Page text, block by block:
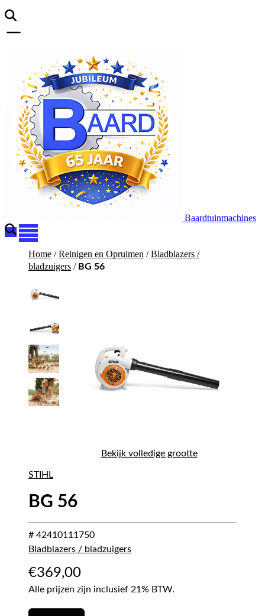
Baardtuinmachines
Home /Reinigen en Opruimen /Bladblazers /
bladzuigers / BG 56
Bekijk volledige grootte
STIHL
BG 56
# 42410111750
Bladblazers / bladzuigers
€369,00
Alle prijzen zijn inclusief 21% BTW.